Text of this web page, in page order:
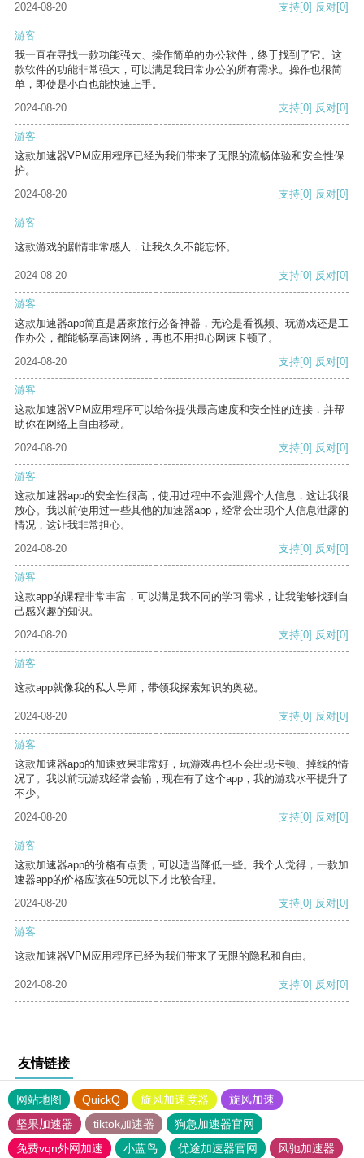
2024-08-20
支持[0] 反对[0]
游客
我一直在寻找一款功能强大、操作简单的办公软件，终于找到了它。这
款软件的功能非常强大，可以满足我日常办公的所有需求。操作也很简
单，即使是小白也能快速上手。
2024-08-20
支持[0] 反对[0]
游客
这款加速器VPM应用程序已经为我们带来了无限的流畅体验和安全性保
护。
2024-08-20
支持[0] 反对[0]
游客
这款游戏的剧情非常感人，让我久久不能忘怀。
2024-08-20 支持[0] 反对[0]
游客
这款加速器app简直是居家旅行必备神器，无论是看视频、玩游戏还是工
作办公，都能畅享高速网络，再也不用担心网速卡顿了。
2024-08-20
支持[0] 反对[0]
游客
这款加速器VPM应用程序可以给你提供最高速度和安全性的连接，并帮
助你在网络上自由移动。
2024-08-20
支持[0] 反对[0]
游客
这款加速器app的安全性很高，使用过程中不会泄露个人信息，这让我很
放心。我以前使用过一些其他的加速器app，经常会出现个人信息泄露的
情况，这让我非常担心。
2024-08-20
支持[0] 反对[0]
游客
这款app的课程非常丰富，可以满足我不同的学习需求，让我能够找到自
己感兴趣的知识。
2024-08-20
支持[0] 反对[0]
游客
这款app就像我的私人导师，带领我探索知识的奥秘。
2024-08-20 支持[0] 反对[0]
游客
这款加速器app的加速效果非常好，玩游戏再也不会出现卡顿、掉线的情
况了。我以前玩游戏经常会输，现在有了这个app，我的游戏水平提升了
不少。
2024-08-20
支持[0] 反对[0]
游客
这款加速器app的价格有点贵，可以适当降低一些。我个人觉得，一款加
速器app的价格应该在50元以下才比较合理。
2024-08-20
支持[0] 反对[0]
游客
这款加速器VPM应用程序已经为我们带来了无限的隐私和自由。
2024-08-20 支持[0] 反对[0]
友情链接
网站地图 QuickQ 旋风加速度器
旋风加速
坚果加速器
tiktok加速器
狗急加速器官网
免费vqn外网加速
小蓝鸟 优途加速器官网 风驰加速器